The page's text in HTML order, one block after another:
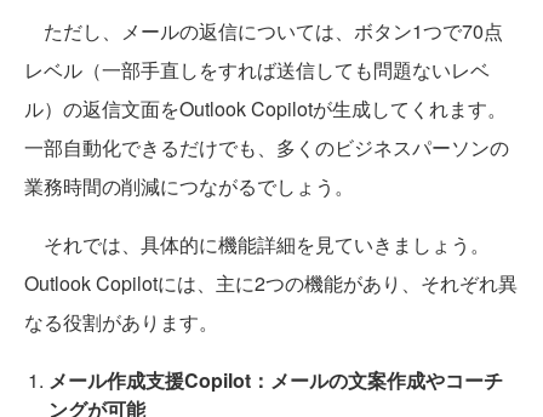
ただし、メールの返信については、ボタン1つで70点
レベル（一部手直しをすれば送信しても問題ないレベ
ル）の返信文面をOutlook Copilotが生成してくれます。
一部自動化できるだけでも、多くのビジネスパーソンの
業務時間の削減につながるでしょう。
それでは、具体的に機能詳細を見ていきましょう。
Outlook Copilotには、主に2つの機能があり、それぞれ異
なる役割があります。
メール作成支援Copilot：メールの文案作成やコーチ
ングが可能